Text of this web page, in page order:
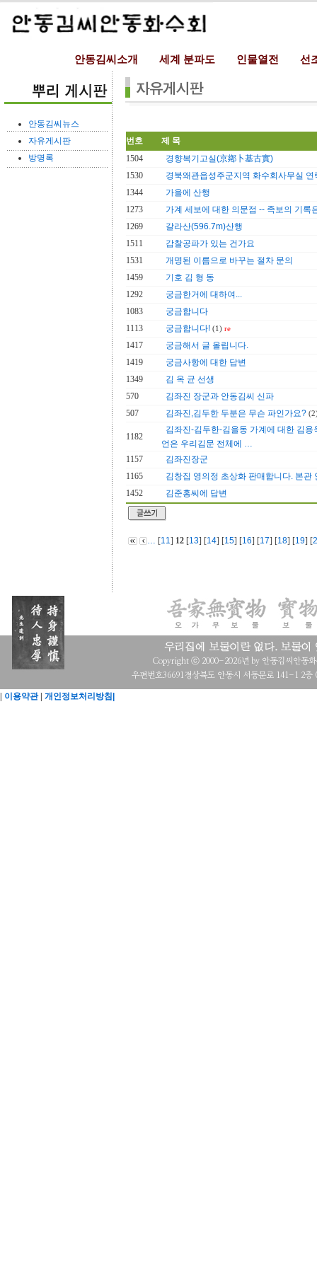
안동김씨소개 세계 분파도 인물열전 선
안동김씨뉴스
자유게시판
방명록
번호
제 목
1504
경향복기고실(京鄕卜基古實)
1530
경북왜관읍성주군지역 화수회사무실
1344
가을에 산행
1273
가계 세보에 대한 의문점 -- 족보의 기록
1269
갈라산(596.7m)산행
1511
감찰공파가 있는 건가요
1531
개명된 이름으로 바꾸는 절차 문의
1459
기호 김 형 동
1292
궁금한거에 대하여...
1083
궁금합니다
1113
궁금합니다! (1) re
1417
궁금해서 글 올립니다.
1419
궁금사항에 대한 답변
1349
김 옥 균 선생
570
김좌진 장군과 안동김씨 신파
507
김좌진,김두한 두분은 무슨 파인가요?
1182
김좌진-김두한-김을동 가계에 대한 김
언은 우리김문 전체에 …
1157
김좌진장군
1165
김창집 영의정 초상화 판매합니다. 본관
1452
김준홍씨에 답변
… [11] 12 [13] [14] [15] [16] [17] [18] [19] [
이용약관| 개인정보처리방침|
Copyright ⓒ 2000-2026년 by 안동김씨안동
우편번호36691경상북도 안동시 서동문로 141-1 2